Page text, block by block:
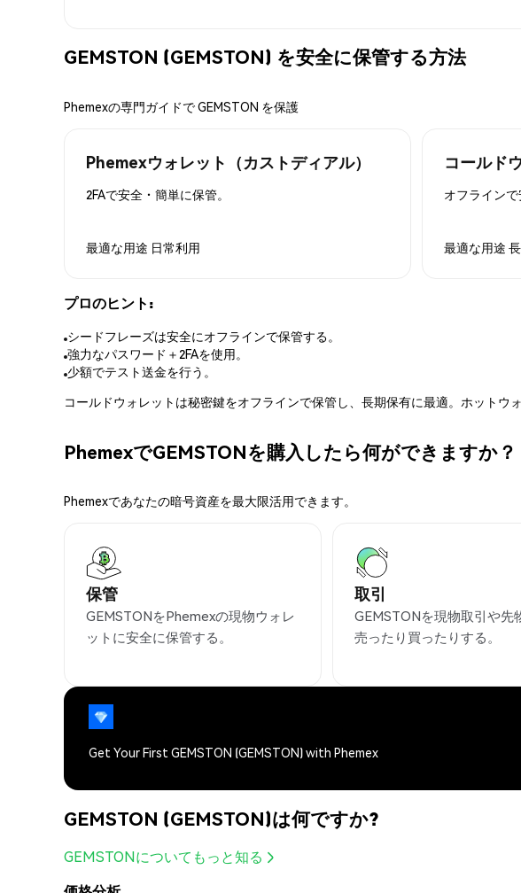
GEMSTON (GEMSTON) を安全に保管する方法
Phemexの専門ガイドで GEMSTON を保護
Phemexウォレット（カストディアル）
2FAで安全・簡単に保管。
最適な用途 日常利用
コールド
オフラインで
最適な用途
プロのヒント:
シードフレーズは安全にオフラインで保管する。
強力なパスワード＋2FAを使用。
少額でテスト送金を行う。
コールドウォレットは秘密鍵をオフラインで保管し、長期保有に最適。ホットウ
PhemexでGEMSTONを購入したら何ができますか？
Phemexであなたの暗号資産を最大限活用できます。
保管
GEMSTONをPhemexの現物ウォレ
ットに安全に保管する。
取引
GEMSTONを現物取引や先
売ったり買ったりする。
Get Your First GEMSTON (GEMSTON) with Phemex
GEMSTON (GEMSTON)は何ですか?
GEMSTONについてもっと知る